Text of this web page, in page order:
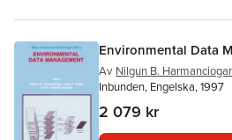
Environmental Data
Av Nilgun B.
Inbunden, Engelska, 1997
2 079 kr